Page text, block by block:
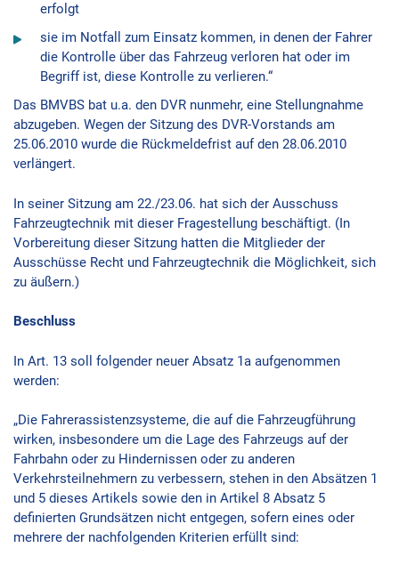
erfolgt
sie im Notfall zum Einsatz kommen, in denen der Fahrer
die Kontrolle über das Fahrzeug verloren hat oder im
Begriff ist, diese Kontrolle zu verlieren.“
Das BMVBS bat u.a. den DVR nunmehr, eine Stellungnahme
abzugeben. Wegen der Sitzung des DVR-Vorstands am
25.06.2010 wurde die Rückmeldefrist auf den 28.06.2010
verlängert.
In seiner Sitzung am 22./23.06. hat sich der Ausschuss
Fahrzeugtechnik mit dieser Fragestellung beschäftigt. (In
Vorbereitung dieser Sitzung hatten die Mitglieder der
Ausschüsse Recht und Fahrzeugtechnik die Möglichkeit, sich
zu äußern.)
Beschluss
In Art. 13 soll folgender neuer Absatz 1a aufgenommen
werden:
„Die Fahrerassistenzsysteme, die auf die Fahrzeugführung
wirken, insbesondere um die Lage des Fahrzeugs auf der
Fahrbahn oder zu Hindernissen oder zu anderen
Verkehrsteilnehmern zu verbessern, stehen in den Absätzen 1
und 5 dieses Artikels sowie den in Artikel 8 Absatz 5
definierten Grundsätzen nicht entgegen, sofern eines oder
mehrere der nachfolgenden Kriterien erfüllt sind: